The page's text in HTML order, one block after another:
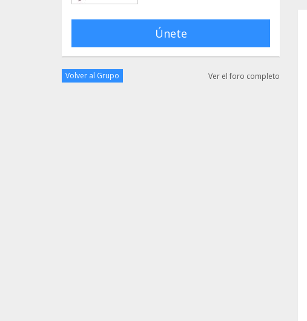
Únete
Volver al Grupo Ver el foro completo